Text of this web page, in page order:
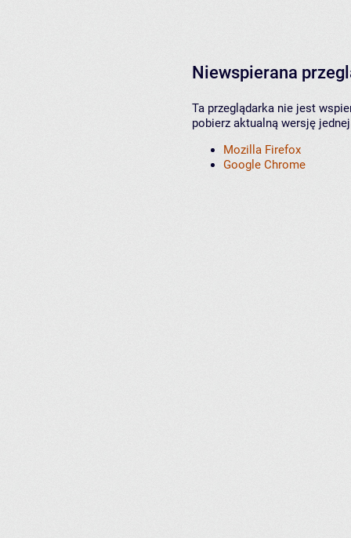
Niewspierana
Ta przeglądarka nie jest
pobierz aktualną wersję
Mozilla Firefox
Google Chrome